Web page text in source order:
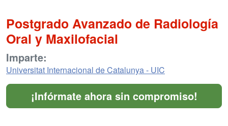
Postgrado Avanzado de Radiología
Oral y Maxilofacial
Imparte:
Universitat Internacional de Catalunya - UIC
¡Infórmate ahora sin compromiso!